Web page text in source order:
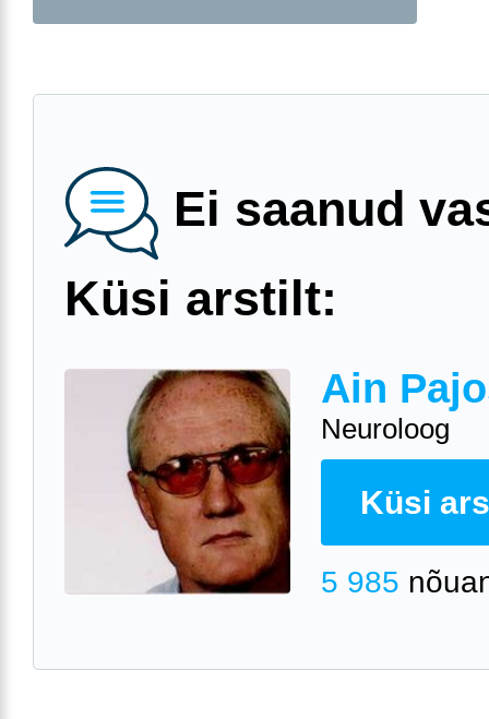
Ei saanud
Küsi arstilt:
Ain
Neuroloog
Küsi
5 985